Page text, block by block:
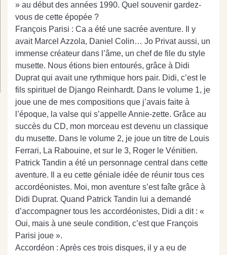
» au début des années 1990. Quel souvenir gardez-
vous de cette épopée ?
François Parisi : Ca a été une sacrée aventure. Il y
avait Marcel Azzola, Daniel Colin… Jo Privat aussi, un
immense créateur dans l’âme, un chef de file du style
musette. Nous étions bien entourés, grâce à Didi
Duprat qui avait une rythmique hors pair. Didi, c’est le
fils spirituel de Django Reinhardt. Dans le volume 1, je
joue une de mes compositions que j’avais faite à
l’époque, la valse qui s’appelle Annie-zette. Grâce au
succès du CD, mon morceau est devenu un classique
du musette. Dans le volume 2, je joue un titre de Louis
Ferrari, La Rabouine, et sur le 3, Roger le Vénitien.
Patrick Tandin a été un personnage central dans cette
aventure. Il a eu cette géniale idée de réunir tous ces
accordéonistes. Moi, mon aventure s’est faîte grâce à
Didi Duprat. Quand Patrick Tandin lui a demandé
d’accompagner tous les accordéonistes, Didi a dit : «
Oui, mais à une seule condition, c’est que François
Parisi joue ».
Accordéon : Après ces trois disques, il y a eu de